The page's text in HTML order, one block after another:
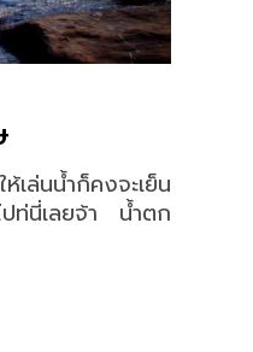
นน้ำก็คงจะเย็น
ท่นี่เลยจ้า น้ำตก